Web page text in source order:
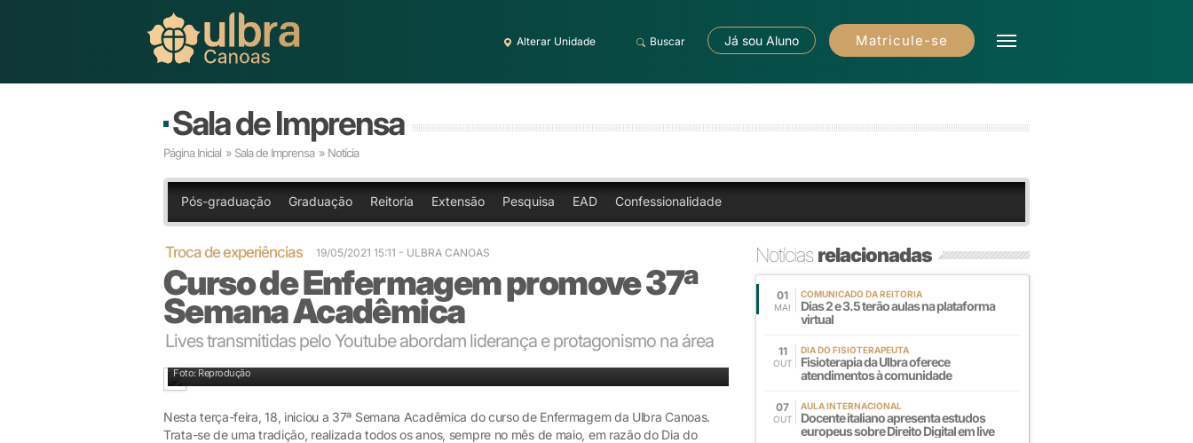
Alterar Unidade Buscar Já sou Aluno Matricule-se
Sala de Imprensa
Página Inicial » Sala de Imprensa » Notícia
Pós-graduação Graduação Reitoria Extensão Pesquisa EAD Confessionalidade
Troca de experiências 19/05/2021 15:11 - ULBRA CANOAS
Curso de Enfermagem promove 37ª
Semana Acadêmica
Lives transmitidas pelo Youtube abordam liderança e protagonismo na área
Foto: Reprodução
Nesta terça-feira, 18, iniciou a 37ª Semana Acadêmica do curso de Enfermagem da Ulbra Canoas.
Trata-se de uma tradição, realizada todos os anos, sempre no mês de maio, em razão do Dia do
Notíciasrelacionadas
01
MAI
COMUNICADO DA REITORIA
Dias 2 e 3.5 terão aulas na plataforma
virtual
11
OUT
DIA DO FISIOTERAPEUTA
Fisioterapia da Ulbra oferece
atendimentos à comunidade
07
OUT
AULA INTERNACIONAL
Docente italiano apresenta estudos
europeus sobre Direito Digital em live